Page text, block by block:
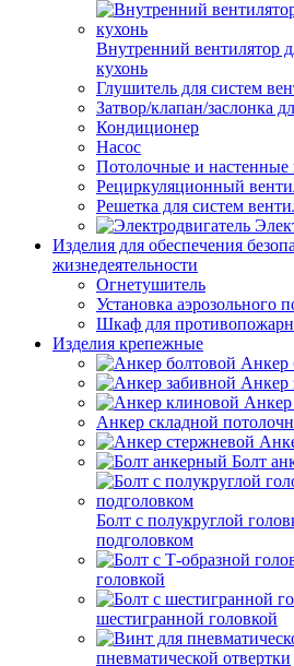
Внутренний вентилятор
кухонь
Глушитель для систем
Затвор/клапан/заслонка
Кондиционер
Насос
Потолочные и настенные
Рециркуляционный
Решетка для систем
Изделия для обеспечения
жизнедеятельности
Огнетушитель
Установка аэрозольного
Шкаф для
Изделия крепежные
Анкер
Анкер
Анкер складной
Болт
Болт с полукруглой
подголовком
головкой
шестигранной головкой
пневматической отвертки